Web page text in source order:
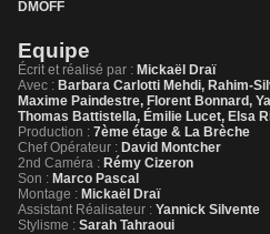
DMOFF
Equipe
Écrit et réalisé par : Mickaël Draï
Avec : Barbara Carlotti Mehdi, Rahim-
Maxime Paindestre, Florent Bonnard,
Thomas Battistella, Émilie Lucet, Elsa
Production : 7ème étage & La Brèche
Chef Opérateur : David Montcher
2nd Caméra : Rémy Cizeron
Son : Marco Pascal
Montage : Mickaël Draï
Assistant Réalisateur : Yannick Silvente
Stylisme : Sarah Tahraoui